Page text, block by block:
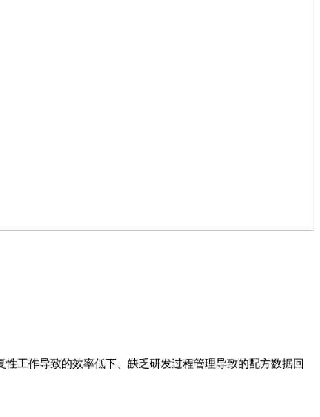
工作导致的效率低下、缺乏研发过程管理导致的配方数据回